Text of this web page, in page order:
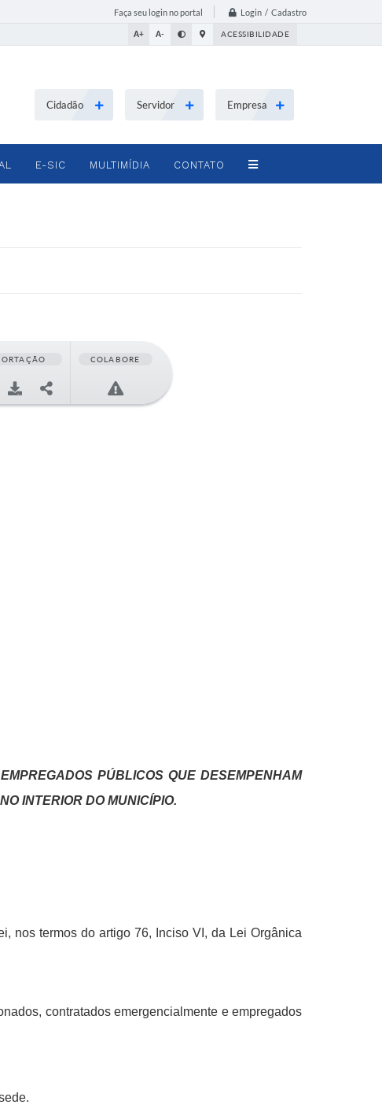
Faça seu login no portal Login / Cadastro
A+ A- ACESSIBILIDADE
Cidadão Servidor Empresa
E-SIC MULTIMÍDIA CONTATO
COLABORE
PÚBLICOS QUE DESEMPENHAM
INTERIOR DO MUNICÍPIO.
nos termos do artigo 76, Inciso VI, da Lei Orgânica
contratados emergencialmente e empregados